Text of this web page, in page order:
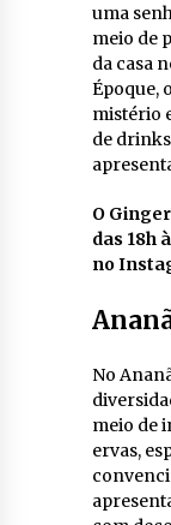
uma
meio de
da casa
Époque,
mistério
de
O
das 18h
no
No
meio de
ervas,